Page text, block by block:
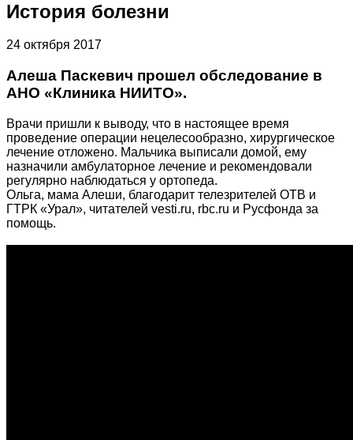
История болезни
24 октября 2017
Алеша Паскевич прошел обследование в
АНО «Клиника НИИТО».
Врачи пришли к выводу, что в настоящее время
проведение операции нецелесообразно, хирургическое
лечение отложено. Мальчика выписали домой, ему
назначили амбулаторное лечение и рекомендовали
регулярно наблюдаться у ортопеда.
Ольга, мама Алеши, благодарит телезрителей ОТВ и
ГТРК «Урал», читателей vesti.ru, rbc.ru и Русфонда за
помощь.